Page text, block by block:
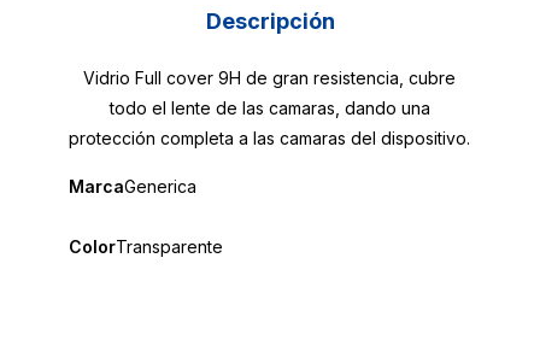
Descripción
Vidrio Full cover 9H de gran resistencia, cubre
todo el lente de las camaras, dando una
protección completa a las camaras del dispositivo.
MarcaGenerica
ColorTransparente